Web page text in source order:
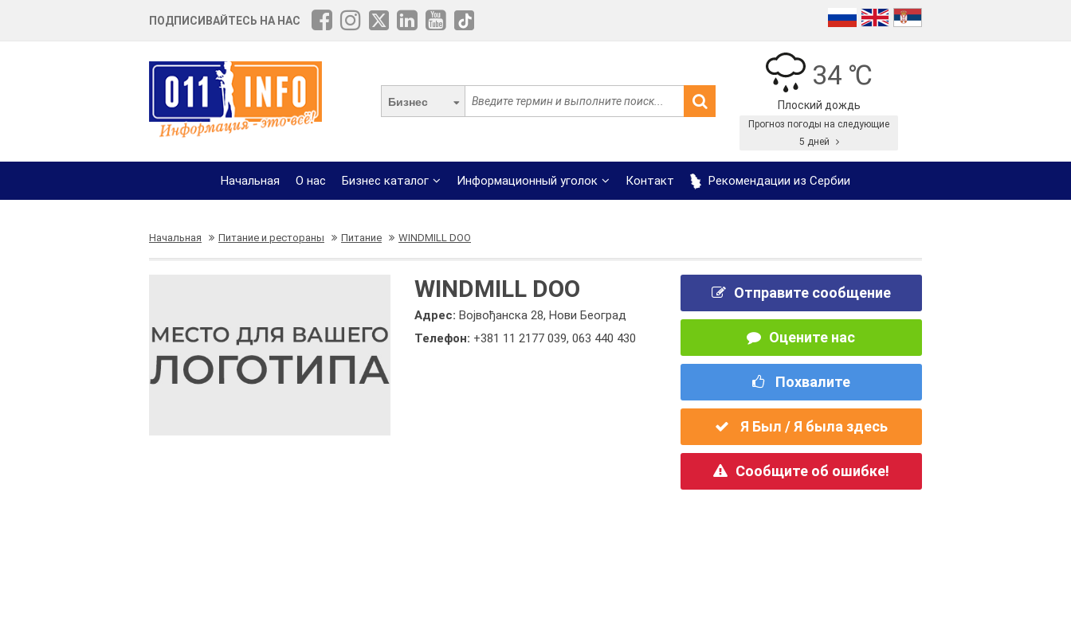
ПОДПИСИВАЙТЕСЬ НА НАС
Бизнес
34 ℃
Плоский дождь
Прогноз погоды на следующие
5 дней
Начальная О нас Бизнес каталог Информационный уголок Контакт Рекомендации из Сербии
Начальная Питание и рестораны Питание WINDMILL DOO
WINDMILL DOO
Адрес:Војвођанска 28, Нови Београд
Телефон: +381 11 2177 039,063 440 430
Отправите сообщение
Оцените нас
Похвалите
Я Был / Я была здесь
Сообщите об ошибке!